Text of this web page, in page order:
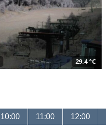
29,4 °C
10:00 11:00 12:00